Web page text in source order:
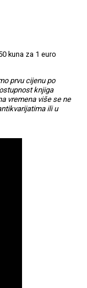
kuna za 1 euro
prvu cijenu po
knjiga
vremena više se ne
ili u